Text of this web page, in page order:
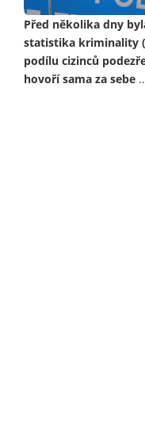
Před několika dny
statistika kriminality
podílu cizinců
hovoří sama za sebe